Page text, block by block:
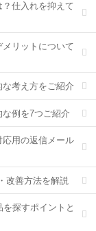
仕入れを抑えて
リットについて
考え方をご紹介
例を7つご紹介
用の返信メール
改善方法を解説
探すポイントと